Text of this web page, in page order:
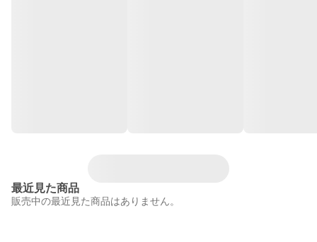
最近見た商品
販売中の最近見た商品はありません。